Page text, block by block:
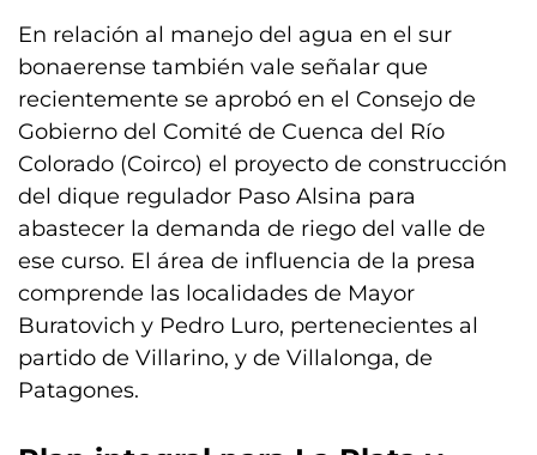
En relación al manejo del agua en el sur
bonaerense también vale señalar que
recientemente se aprobó en el Consejo de
Gobierno del Comité de Cuenca del Río
Colorado (Coirco) el proyecto de construcción
del dique regulador Paso Alsina para
abastecer la demanda de riego del valle de
ese curso. El área de influencia de la presa
comprende las localidades de Mayor
Buratovich y Pedro Luro, pertenecientes al
partido de Villarino, y de Villalonga, de
Patagones.